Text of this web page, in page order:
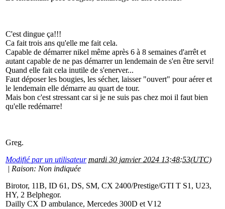
C'est dingue ça!!!
Ca fait trois ans qu'elle me fait cela.
Capable de démarrer nikel même après 6 à 8 semaines d'arrêt et
autant capable de ne pas démarrer un lendemain de s'en être servi!
Quand elle fait cela inutile de s'enerver...
Faut déposer les bougies, les sécher, laisser "ouvert" pour aérer et
le lendemain elle démarre au quart de tour.
Mais bon c'est stressant car si je ne suis pas chez moi il faut bien
qu'elle redémarre!
Greg.
Modifié par un utilisateur mardi 30 janvier 2024 13:48:53(UTC)
| Raison: Non indiquée
Birotor, 11B, ID 61, DS, SM, CX 2400/Prestige/GTI T S1, U23,
HY, 2 Belphegor.
Dailly CX D ambulance, Mercedes 300D et V12